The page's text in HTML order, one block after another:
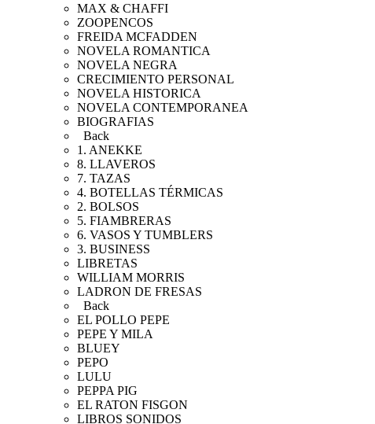
MAX & CHAFFI
ZOOPENCOS
FREIDA MCFADDEN
NOVELA ROMANTICA
NOVELA NEGRA
CRECIMIENTO PERSONAL
NOVELA HISTORICA
NOVELA CONTEMPORANEA
BIOGRAFIAS
Back
1. ANEKKE
8. LLAVEROS
7. TAZAS
4. BOTELLAS TÉRMICAS
2. BOLSOS
5. FIAMBRERAS
6. VASOS Y TUMBLERS
3. BUSINESS
LIBRETAS
WILLIAM MORRIS
LADRON DE FRESAS
Back
EL POLLO PEPE
PEPE Y MILA
BLUEY
PEPO
LULU
PEPPA PIG
EL RATON FISGON
LIBROS SONIDOS